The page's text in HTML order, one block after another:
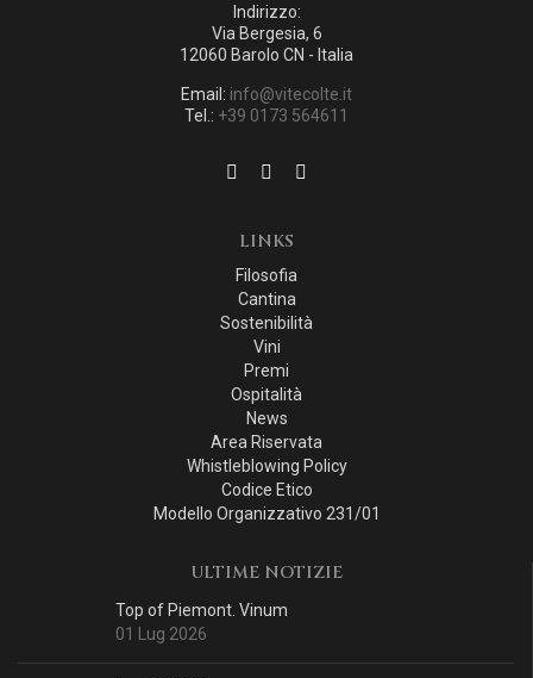
Indirizzo:
Via Bergesia, 6
12060 Barolo CN - Italia
Email: info@vitecolte.it
Tel.: +39 0173 564611
LINKS
Filosofia
Cantina
Sostenibilità
Vini
Premi
Ospitalità
News
Area Riservata
Whistleblowing Policy
Codice Etico
Modello Organizzativo 231/01
ULTIME NOTIZIE
Top of Piemont. Vinum
01 Lug 2026